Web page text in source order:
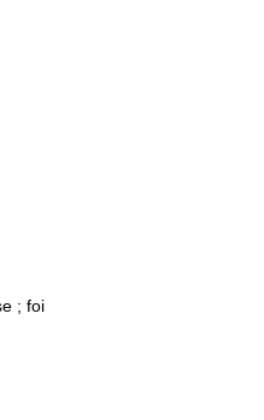
; foi